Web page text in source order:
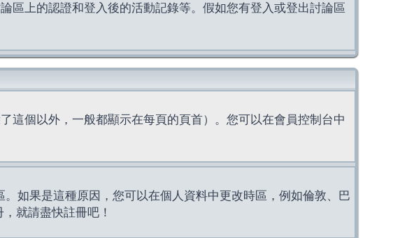
區上的認證和登入後的活動記錄等。假如您有登入或登出討論區
這個以外，一般都顯示在每頁的頁首）。您可以在會員控制台中
如果是這種原因，您可以在個人資料中更改時區，例如倫敦、巴
就請盡快註冊吧！